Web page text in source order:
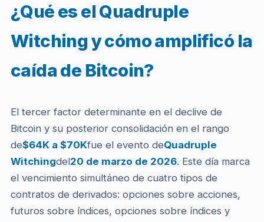
¿Qué es el Quadruple
Witching y cómo amplificó la
caída de Bitcoin?
El tercer factor determinante en el declive de
Bitcoin y su posterior consolidación en el rango
de$64K a $70Kfue el evento deQuadruple
Witchingdel20 de marzo de 2026. Este día marca
el vencimiento simultáneo de cuatro tipos de
contratos de derivados: opciones sobre acciones,
futuros sobre índices, opciones sobre índices y